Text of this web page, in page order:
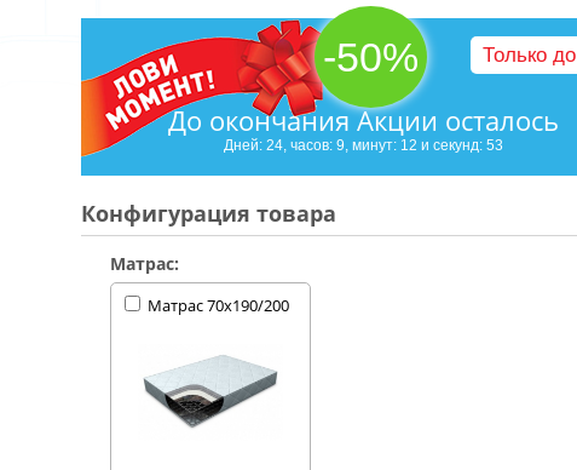
-50% Только до
До окончания Акции осталось
Дней: 24, часов: 9, минут: 12 и секунд: 53
Конфигурация товара
Матрас:
Матрас 70х190/200